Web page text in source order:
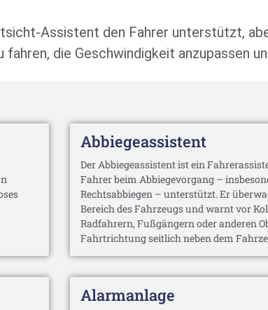
Assistent den Fahrer unterstützt,
die Geschwindigkeit anzupassen
Abbiegeassistent
Der Abbiegeassistent ist ein
Fahrer beim Abbiegevorgang –
Rechtsabbiegen – unterstützt. Er
Bereich des Fahrzeugs und warnt vor
Radfahrern, Fußgängern oder anderen
Fahrtrichtung seitlich neben dem
Alarmanlage